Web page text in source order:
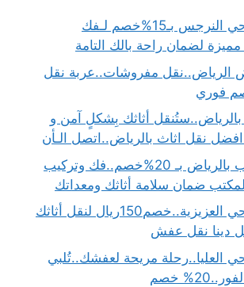
دينا نقل عفش حي النرجس بـ15%خصم لـفك
لضمان راحة بالك التامة
الرياض..نقل مفروشات..عربة نقل
أثاثك بِشكلٍ آمن و
شركة نقل مكاتب بالرياض بـ 20%خصم..فك وتركيب
ضمان سلامة أثاثك ومعداتك
دينا نقل عفش حي العزيزية..خصم150ريال لنقل أثاثك
دينا نقل عفش
العليا..رحلة مريحة لعفشك..تُلبي
خصم